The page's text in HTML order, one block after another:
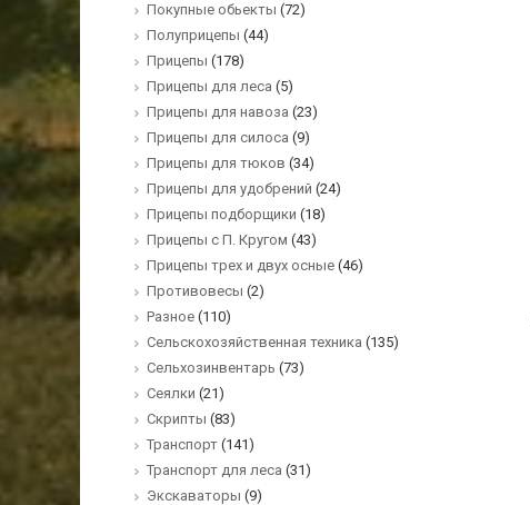
Покупные обьекты (72)
Полуприцепы (44)
Прицепы (178)
Прицепы для леса (5)
Прицепы для навоза (23)
Прицепы для силоса (9)
Прицепы для тюков (34)
Прицепы для удобрений (24)
Прицепы подборщики (18)
Прицепы с П. Кругом (43)
Прицепы трех и двух осные (46)
Противовесы (2)
Разное (110)
Сельскохозяйственная техника (135)
Сельхозинвентарь (73)
Сеялки (21)
Скрипты (83)
Транспорт (141)
Транспорт для леса (31)
Экскаваторы (9)